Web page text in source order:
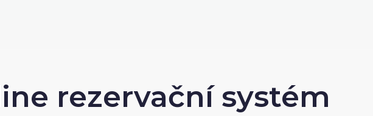
rezervační systém